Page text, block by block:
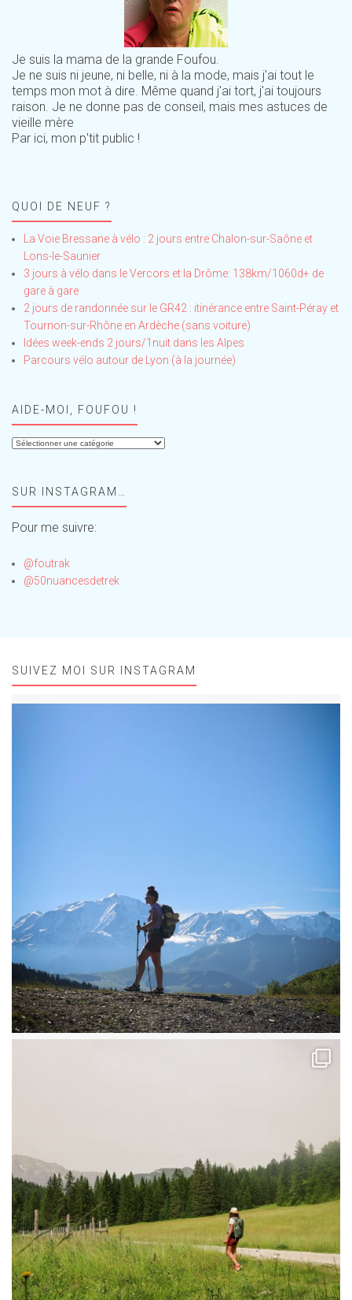
Je suis la mama de la grande Foufou.
Je ne suis ni jeune, ni belle, ni à la mode, mais j'ai tout le
temps mon mot à dire. Même quand j'ai tort, j'ai toujours
raison. Je ne donne pas de conseil, mais mes astuces de
vieille mère
Par ici, mon p'tit public !
QUOI DE NEUF ?
La Voie Bressane à vélo : 2 jours entre Chalon-sur-Saône et
Lons-le-Saunier
3 jours à vélo dans le Vercors et la Drôme: 138km/1060d+ de
gare à gare
2 jours de randonnée sur le GR42 : itinérance entre Saint-Péray et
Tournon-sur-Rhône en Ardèche (sans voiture)
Idées week-ends 2 jours/1nuit dans les Alpes
Parcours vélo autour de Lyon (à la journée)
AIDE-MOI, FOUFOU !
Aide-
!SUR INSTAGRAM…
Pour me suivre:
@foutrak
@50nuancesdetrek
SUIVEZ MOI SUR INSTAGRAM